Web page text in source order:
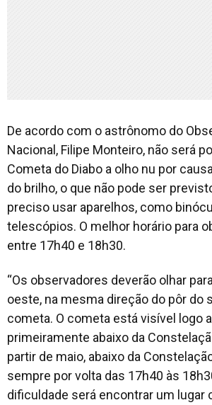
De acordo com o astrônomo do
Nacional, Filipe Monteiro, não será
Cometa do Diabo a olho nu por
do brilho, o que não pode ser
preciso usar aparelhos, como
telescópios. O melhor horário para
entre 17h40 e 18h30.
“Os observadores deverão olhar
oeste, na mesma direção do pôr do
cometa. O cometa está visível logo
primeiramente abaixo da
partir de maio, abaixo da
sempre por volta das 17h40 às
dificuldade será encontrar um lugar